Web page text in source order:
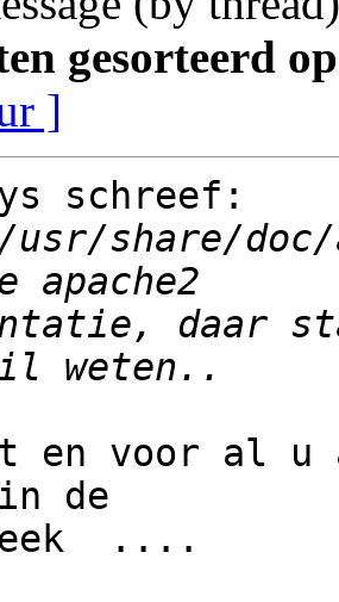
gesorteerd
]
schreef:
share/doc/
daar
en voor al u
de
....